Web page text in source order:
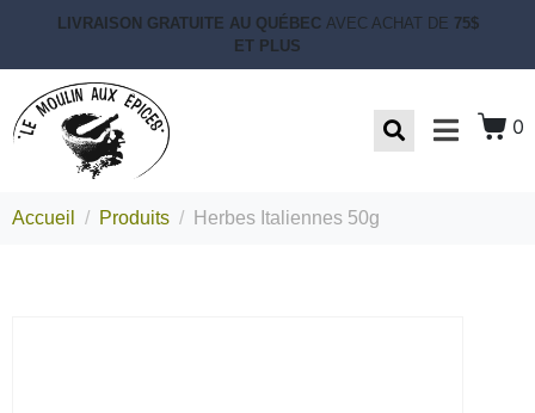
LIVRAISON GRATUITE AU QUÉBEC AVEC ACHAT DE 75$
ET PLUS
0
Accueil Produits Herbes Italiennes 50g